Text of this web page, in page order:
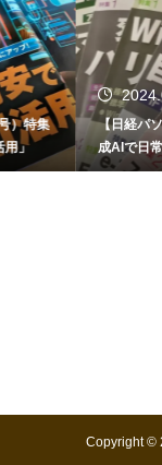
2024.06.24
【日経パソコン】（6/
成AIで日常が劇的変化
I時代のアプリケーショ
Copyright ©